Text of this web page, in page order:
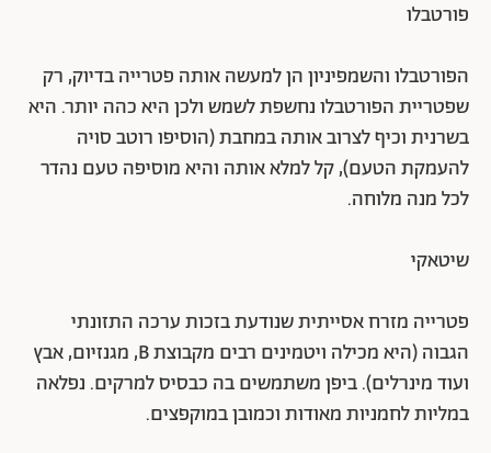
פורטבלו
הפורטבלו והשמפיניון הן למעשה אותה פטרייה בדיוק, רק
שפטריית הפורטבלו נחשפת לשמש ולכן היא כהה יותר. היא
בשרנית וכיף לצרוב אותה במחבת (הוסיפו רוטב סויה
להעמקת הטעם), קל למלא אותה והיא מוסיפה טעם נהדר
לכל מנה מלוחה.
שיטאקי
פטרייה מזרח אסייתית שנודעת בזכות ערכה התזונתי
הגבוה (היא מכילה ויטמינים רבים מקבוצת B, מגנזיום, אבץ
ועוד מינרלים). ביפן משתמשים בה כבסיס למרקים. נפלאה
במליות לחמניות מאודות וכמובן במוקפצים.